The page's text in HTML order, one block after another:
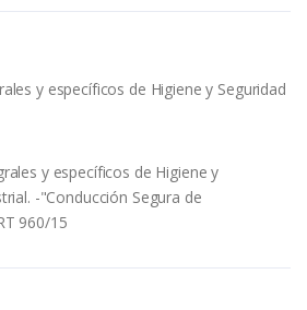
y específicos de Higiene y Seguridad
y específicos de Higiene y
-"Conducción Segura de
960/15